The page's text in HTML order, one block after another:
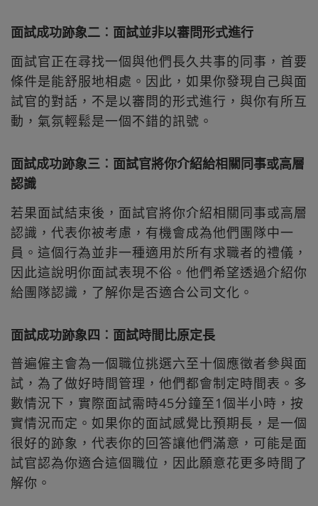
面試成功跡象二︰面試並非以審問形式進行
面試官正在尋找一個與他們長久共事的同事，首要
條件是能舒服地相處。因此，如果你發現自己與面
試官的對話，不是以審問的形式進行，與你有所互
動，氣氛輕鬆是一個不錯的訊號。
面試成功跡象三︰面試官將你介紹給相關同事或高層
認識
若果面試結束後，面試官將你介紹相關同事或高層
認識，代表你被考慮，有機會成為他們團隊中一
員。這個行為並非一種適用於所有求職者的禮儀，
因此這說明你面試表現不俗。他們希望透過介紹你
給團隊認識，了解你是否適合公司文化。
面試成功跡象四︰面試時間比原定長
普遍僱主會為一個職位挑選六至十個應徵者參與面
試，為了做好時間管理，他們都會制定時間表。多
數情況下，實際面試需時45分鐘至1個半小時，按
實情況而定。如果你的面試感覺比預期長，是一個
很好的跡象，代表你的回答讓他們滿意，可能是面
試官認為你適合這個職位，因此願意花更多時間了
解你。